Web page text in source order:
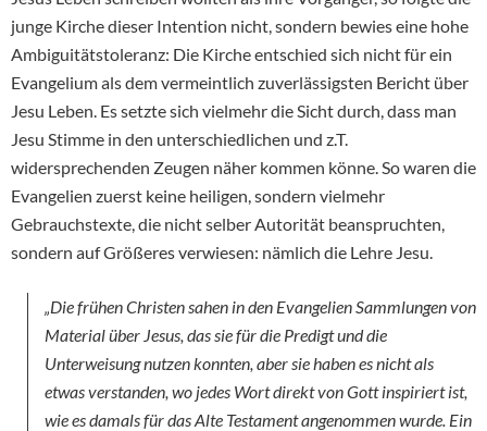
junge Kirche dieser Intention nicht, sondern bewies eine hohe
Ambiguitätstoleranz: Die Kirche entschied sich nicht für ein
Evangelium als dem vermeintlich zuverlässigsten Bericht über
Jesu Leben. Es setzte sich vielmehr die Sicht durch, dass man
Jesu Stimme in den unterschiedlichen und z.T.
widersprechenden Zeugen näher kommen könne. So waren die
Evangelien zuerst keine heiligen, sondern vielmehr
Gebrauchstexte, die nicht selber Autorität beanspruchten,
sondern auf Größeres verwiesen: nämlich die Lehre Jesu.
„Die frühen Christen sahen in den Evangelien Sammlungen von
Material über Jesus, das sie für die Predigt und die
Unterweisung nutzen konnten, aber sie haben es nicht als
etwas verstanden, wo jedes Wort direkt von Gott inspiriert ist,
wie es damals für das Alte Testament angenommen wurde. Ein